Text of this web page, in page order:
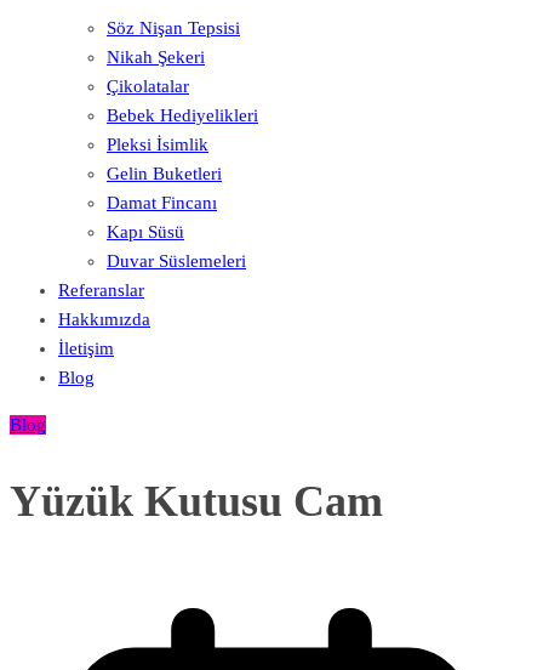
Söz Nişan Tepsisi
Nikah Şekeri
Çikolatalar
Bebek Hediyelikleri
Pleksi İsimlik
Gelin Buketleri
Damat Fincanı
Kapı Süsü
Duvar Süslemeleri
Referanslar
Hakkımızda
İletişim
Blog
Blog
Yüzük Kutusu Cam